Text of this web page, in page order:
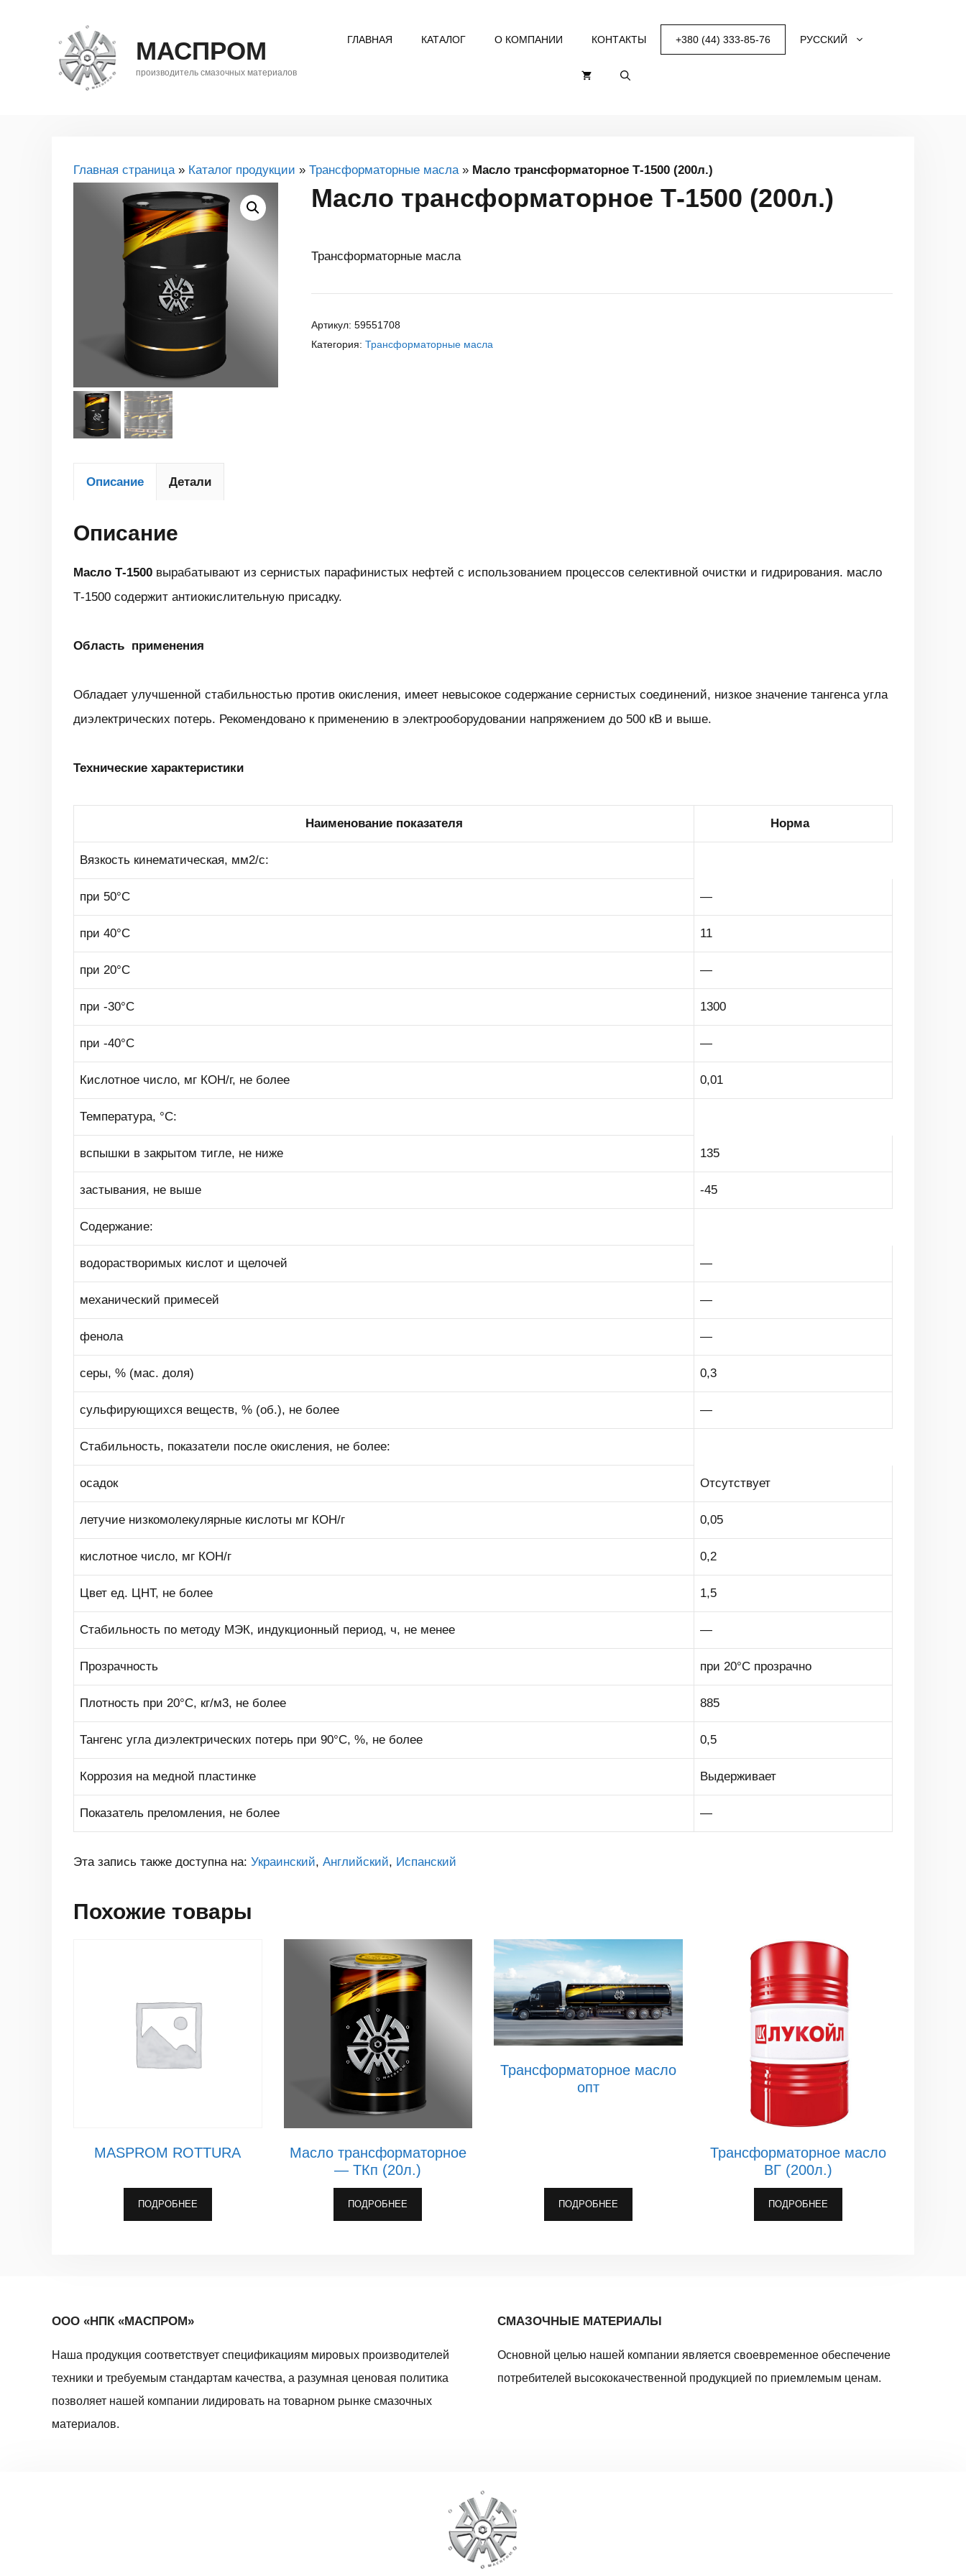
содержимому
МАСПРОМ
производитель смазочных материалов
ГЛАВНАЯ КАТАЛОГ О КОМПАНИИ КОНТАКТЫ +380 (44) 333-85-76 РУССКИЙ
Главная страница» Каталог продукции » Трансформаторные масла» Масло трансформаторное Т-1500 (200л.)
Масло трансформаторное Т-1500 (200л.)
Трансформаторные масла
Артикул: 59551708
Категория: Трансформаторные масла
Описание Детали
Описание
Масло Т-1500 вырабатывают из сернистых парафинистых нефтей с использованием процессов селективной очистки и гидрирования. масло
Т-1500 содержит антиокислительную присадку.
Область применения
Обладает улучшенной стабильностью против окисления, имеет невысокое содержание сернистых соединений, низкое значение тангенса угла
диэлектрических потерь. Рекомендовано к применению в электрооборудовании напряжением до 500 кВ и выше.
Технические характеристики
Наименование показателя Норма
Вязкость кинематическая, мм2/с:
при 50°С —
при 40°С 11
при 20°С —
при -30°С 1300
при -40°С —
Кислотное число, мг КОН/г, не более 0,01
Температура, °С:
вспышки в закрытом тигле, не ниже 135
застывания, не выше -45
Содержание:
водорастворимых кислот и щелочей —
механический примесей —
фенола —
серы, % (мас. доля) 0,3
сульфирующихся веществ, % (об.), не более —
Стабильность, показатели после окисления, не более:
осадок Отсутствует
летучие низкомолекулярные кислоты мг КОН/г 0,05
кислотное число, мг КОН/г 0,2
Цвет ед. ЦНТ, не более 1,5
Стабильность по методу МЭК, индукционный период, ч, не менее —
Прозрачность при 20°С прозрачно
Плотность при 20°С, кг/м3, не более 885
Тангенс угла диэлектрических потерь при 90°С, %, не более 0,5
Коррозия на медной пластинке Выдерживает
Показатель преломления, не более —
Эта запись также доступна на: Украинский Английский Испанский
Похожие товары
MASPROM ROTTURA
ПОДРОБНЕЕ
Масло трансформаторное
— ТКп (20л.)
ПОДРОБНЕЕ
Трансформаторное масло
опт
ПОДРОБНЕЕ
Трансформаторное масло
ВГ (200л.)
ПОДРОБНЕЕ
ООО «НПК «МАСПРОМ»
Наша продукция соответствует спецификациям мировых производителей
техники и требуемым стандартам качества, а разумная ценовая политика
позволяет нашей компании лидировать на товарном рынке смазочных
материалов.
СМАЗОЧНЫЕ МАТЕРИАЛЫ
Основной целью нашей компании является своевременное обеспечение
потребителей высококачественной продукцией по приемлемым ценам.